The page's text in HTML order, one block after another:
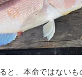
と、本命ではないも